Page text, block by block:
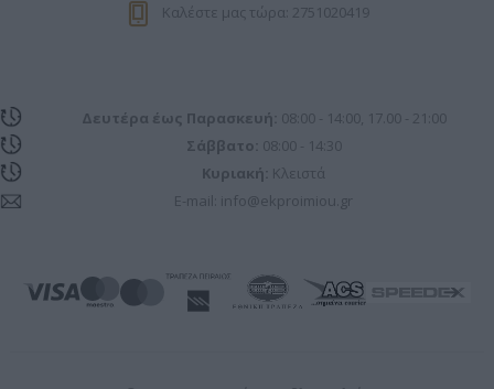
Καλέστε μας τώρα: 2751020419
Δευτέρα έως Παρασκευή: 08:00 - 14:00, 17.00 - 21:00
Σάββατο: 08:00 - 14:30
Κυριακή: Κλειστά
E-mail: info@ekproimiou.gr